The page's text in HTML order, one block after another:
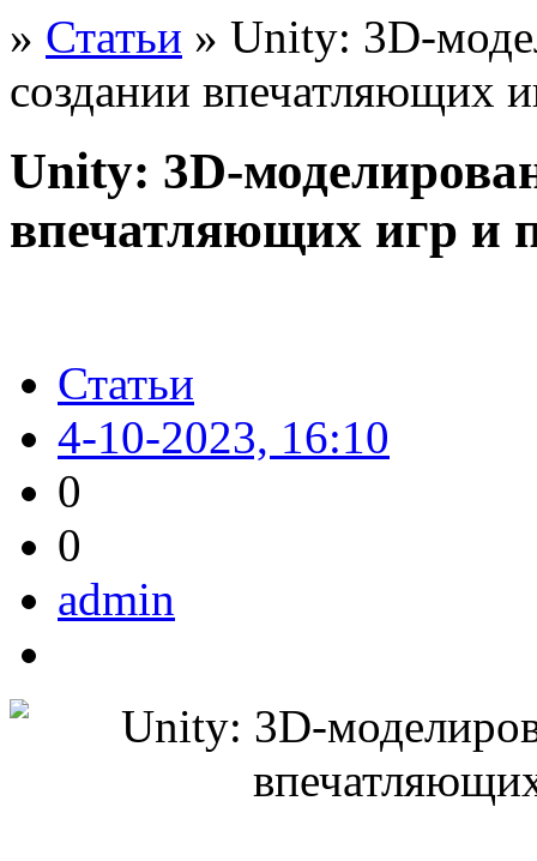
» Статьи » Unity: 3D-
создании впечатляющих
Unity: 3D-
впечатляющих игр и
Статьи
4-10-2023, 16:10
0
0
admin